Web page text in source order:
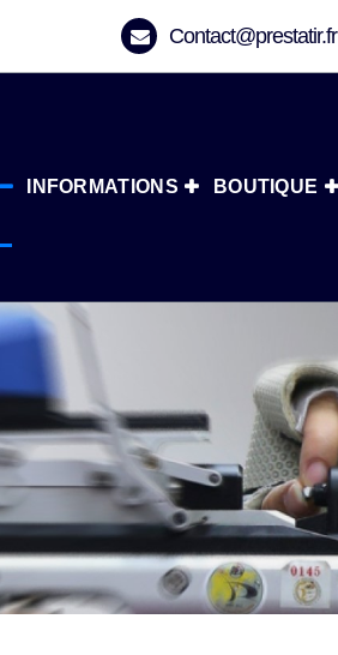
Contact@prestatir.fr
INFORMATIONS BOUTIQUE